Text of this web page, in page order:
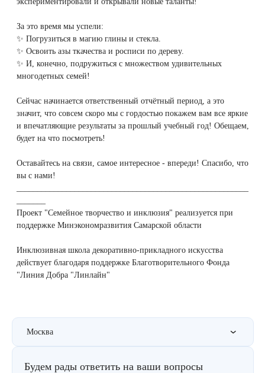
За это время мы успели:
✨ Погрузиться в магию глины и стекла.
✨ Освоить азы ткачества и росписи по дереву.
✨ И, конечно, подружиться с множеством удивительных
многодетных семей!
Сейчас начинается ответственный отчётный период, а это
значит, что совсем скоро мы с гордостью покажем вам все яркие
и впечатляющие результаты за прошлый учебный год! Обещаем,
будет на что посмотреть!
Оставайтесь на связи, самое интересное - впереди! Спасибо, что
вы с нами!
Проект "Семейное творчество и инклюзия" реализуется при
поддержке Минэкономразвития Самарской области
Инклюзивная школа декоративно-прикладного искусства
действует благодаря поддержке Благотворительного Фонда
"Линия Добра "Линлайн"
Москва
Будем рады ответить на ваши вопросы
Лечение прыщей (угревой сыпи)
Лечение гиперпигментации
Удаление сосудистых звездочек
Лечение псориаза
Лазерный пилинг
Удаление рубцов
Лазерное лечение постакне
Фотодинамическая терапия HELEO™
Удалить носогубные складки
Удалить перманентный макияж
Поднять брови
Вылечить расширенные поры
Избавиться от комедонов на лице
Остановить выпадение волос
Сделать педикюр